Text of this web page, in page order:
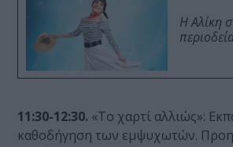
Η Αλίκη
11:30-12:30. «Το χαρτί αλλιώς»:
καθοδήγηση των εμψυχωτών.